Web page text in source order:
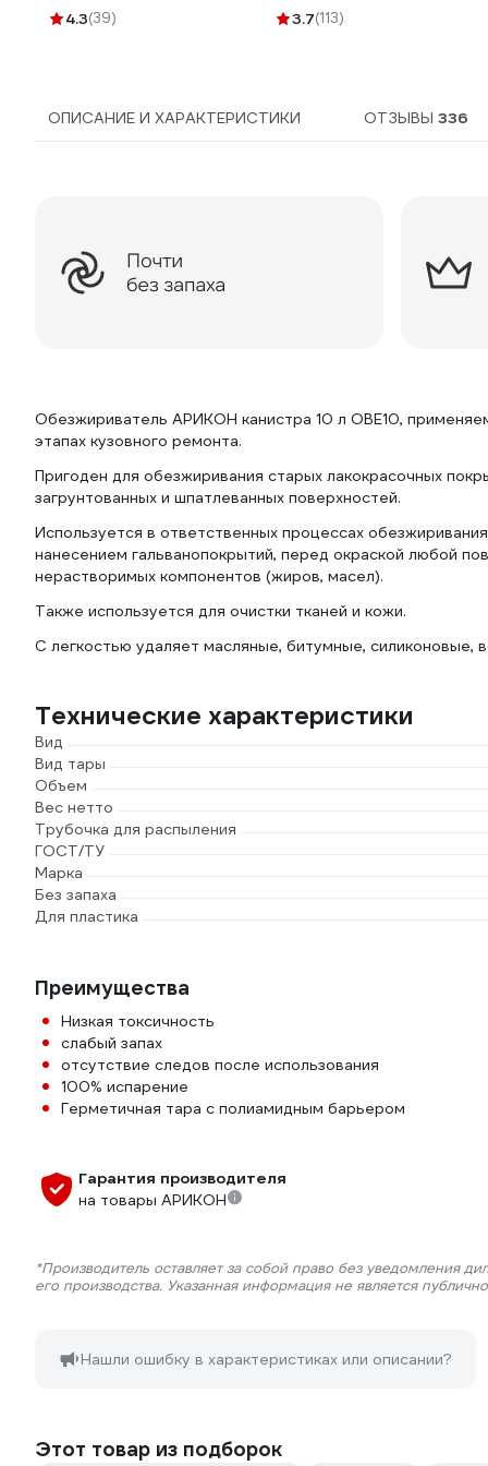
цветной трикотаж,
4.3(39)
3.7(113)
ОПИСАНИЕ И ХАРАКТЕРИСТИКИ ОТЗЫВЫ 336
Обезжириватель АРИКОН канистра 10 л OBE10,
этапах кузовного ремонта.
Пригоден для обезжиривания старых лакокрасочных
загрунтованных и шпатлеванных поверхностей.
Используется в ответственных процессах
нанесением гальванопокрытий, перед окраской любой
нерастворимых компонентов (жиров, масел).
Также используется для очистки тканей и кожи.
С легкостью удаляет масляные, битумные, силиконовые,
Технические характеристики
Вид
Вид тары
Объем
Вес нетто
Трубочка для распыления
ГОСТ/ТУ
Марка
Без запаха
Для пластика
Преимущества
Низкая токсичность
слабый запах
отсутствие следов после использования
100% испарение
Герметичная тара с полиамидным барьером
Гарантия производителя
на товары АРИКОН
*Производитель оставляет за собой право без уведомления
его производства. Указанная информация не является
Нашли ошибку в характеристиках или описании?
Этот товар из подборок